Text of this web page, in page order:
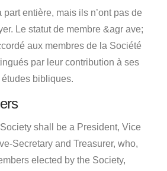
part entière, mais ils n’ont pas de
Le statut de membre &agr ave;
aux membres de la Société
par leur contribution à ses
bibliques.
shall be a President, Vice
Secretary and Treasurer, who,
elected by the Society,